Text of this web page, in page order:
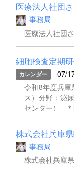
員500円 非会
員： 30名（
し込み期間：...
Zoomに直接
払いにて
https://
医療法人社団
事務局
医療法人社団
細胞検査定期
カレンダー 07/
令和8年度兵
ス）分野：泌
センター） ＊
す。 Peatixか
す。 ＊兵庫
ます。 ご了承
ただきました
り参加できな
株式会社兵庫
事務局
株式会社兵庫